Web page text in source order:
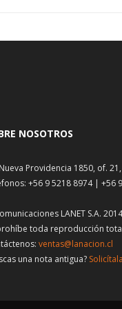
NOSOTROS
Providencia 1850, of.
+56 9 5218 8974 | +56
LANET S.A. 2014
toda reproducción
ventas@lanacion.cl
una nota antigua?